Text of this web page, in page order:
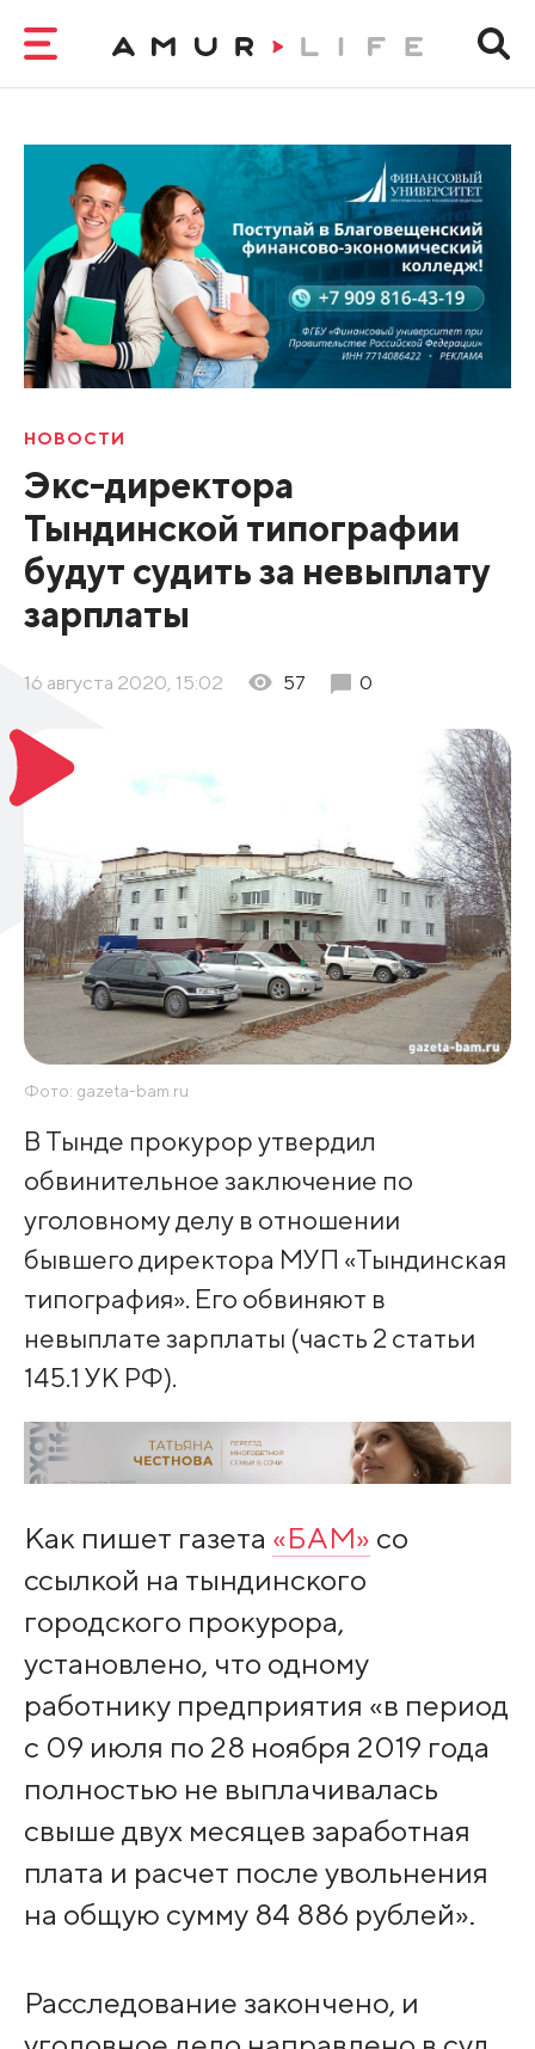
НОВОСТИ
Экс-директора
Тындинской типографии
будут судить за невыплату
зарплаты
16 августа 2020, 15:02 57 0
Фото: gazeta-bam.ru
В Тынде прокурор утвердил
обвинительное заключение по
уголовному делу в отношении
бывшего директора МУП «Тындинская
типография». Его обвиняют в
невыплате зарплаты (часть 2 статьи
145.1 УК РФ).
Как пишет газета «БАМ» со
ссылкой на тындинского
городского прокурора,
установлено, что одному
работнику предприятия «в период
с 09 июля по 28 ноября 2019 года
полностью не выплачивалась
свыше двух месяцев заработная
плата и расчет после увольнения
на общую сумму 84 886 рублей».
Расследование закончено, и